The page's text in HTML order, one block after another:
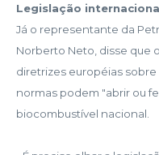
Legislação
Já o representante da
Norberto Neto, disse que
diretrizes européias
normas podem "abrir ou
biocombustível nacional.